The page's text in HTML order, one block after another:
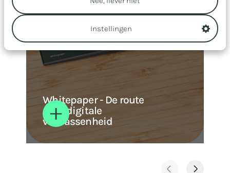
Instellingen
Whitepaper - De route
naar digitale
volwassenheid